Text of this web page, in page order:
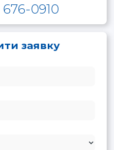
0910
заявку